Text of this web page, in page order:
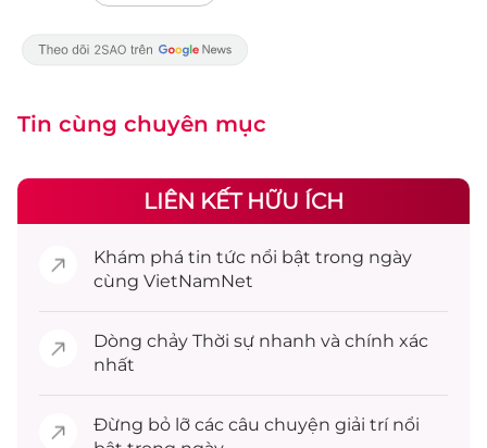
Tin cùng chuyên mục
LIÊN KẾT HỮU ÍCH
Khám phá tin tức nổi bật trong ngày
cùng VietNamNet
Dòng chảy Thời sự nhanh và chính xác
nhất
Đừng bỏ lỡ các câu chuyện giải trínổi